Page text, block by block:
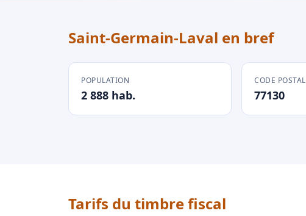
Saint-Germain-Laval en bref
POPULATION
2 888 hab.
CODE POSTAL
77130
Tarifs du timbre fiscal